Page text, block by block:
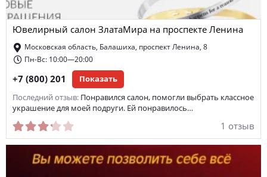
Ювелирный салон ЗлатаМира на проспекте Ленина
Московская область, Балашиха, проспект Ленина, 8
Пн-Вс: 10:00—20:00
+7 (800) 201 Показать
Последний отзыв: Понравился салон, помогли выбрать классное
украшение для моей подруги. Ей понравилось…
1 отзыв